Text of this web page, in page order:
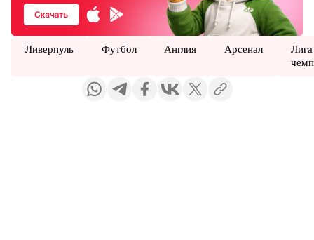
Ливерпуль Футбол Англия Арсенал
Лига